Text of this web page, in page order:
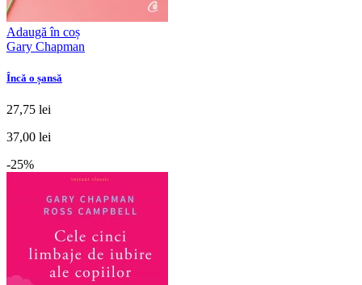
Adaugă în coș
Gary Chapman
Încă o șansă
27,75 lei
37,00 lei
-25%